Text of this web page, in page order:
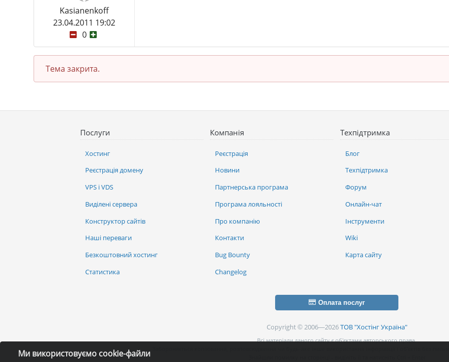
Ми використовуємо cookie-файли
Kasianenkoff
23.04.2011 19:02
0
Тема закрита.
Послуги
Хостинг
Реєстрація домену
VPS і VDS
Виділені сервера
Конструктор сайтів
Наші переваги
Безкоштовний хостинг
Статистика
Компанія
Реєстрація
Новини
Партнерська програма
Програма лояльності
Про компанію
Контакти
Bug Bounty
Changelog
Техпідтримка
Блог
Техпідтримка
Форум
Онлайн-чат
Інструменти
Wiki
Карта сайту
Оплата послуг
Copyright © 2006—2026ТОВ "Хостінг Україна"
Всі матеріали даного сайту є об’єктами авторського права.